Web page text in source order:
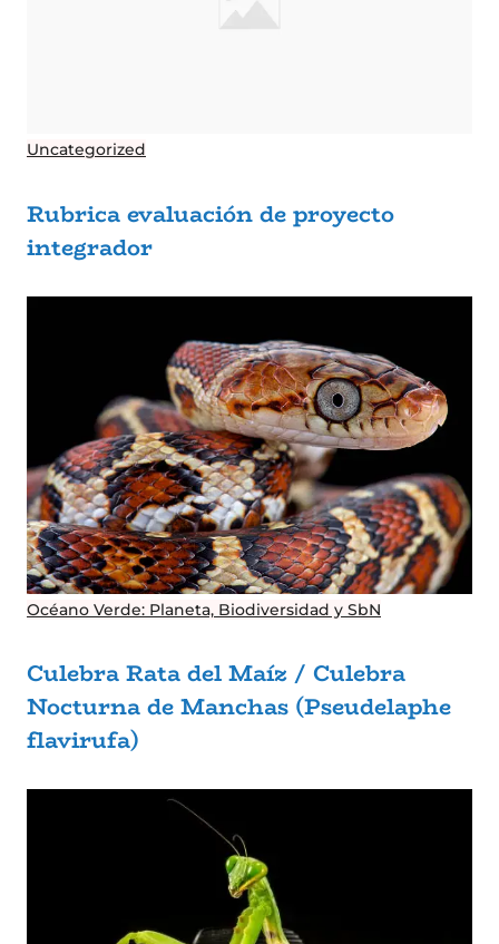
Uncategorized
Rubrica evaluación de proyecto
integrador
Océano Verde: Planeta, Biodiversidad y SbN
Culebra Rata del Maíz / Culebra
Nocturna de Manchas (Pseudelaphe
flavirufa)